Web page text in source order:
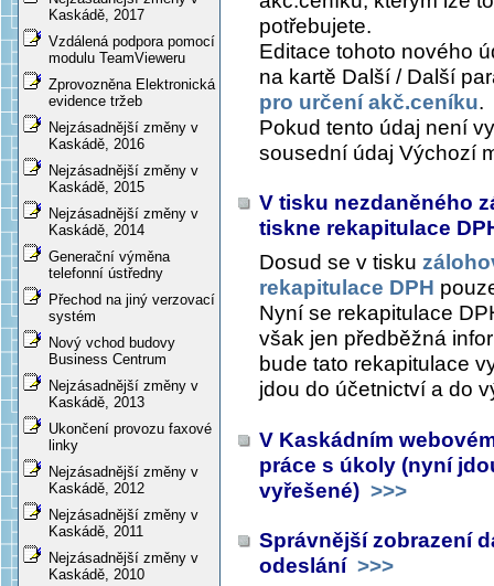
Kaskádě, 2017
Vzdálená podpora pomocí
modulu TeamVieweru
Zprovozněna Elektronická
evidence tržeb
Nejzásadnější změny v
Kaskádě, 2016
Nejzásadnější změny v
Kaskádě, 2015
Nejzásadnější změny v
Kaskádě, 2014
Generační výměna
telefonní ústředny
Přechod na jiný verzovací
systém
Nový vchod budovy
Business Centrum
Nejzásadnější změny v
Kaskádě, 2013
Ukončení provozu faxové
linky
Nejzásadnější změny v
Kaskádě, 2012
Nejzásadnější změny v
Kaskádě, 2011
Nejzásadnější změny v
Kaskádě, 2010
potřebujete.
Editace tohoto nového
na kartě Další / Další
pro určení akč.ceníku.
Pokud tento údaj není
sousední údaj Výchozí
V tisku nezdaněného
tiskne rekapitulace
Dosud se v tisku
rekapitulace DPH
Nyní se rekapitulace
však jen předběžná
bude tato rekapitulace
jdou do účetnictví a do
V Kaskádním
práce s úkoly (nyní
vyřešené) >>>
Správnější zobrazení
odeslání >>>